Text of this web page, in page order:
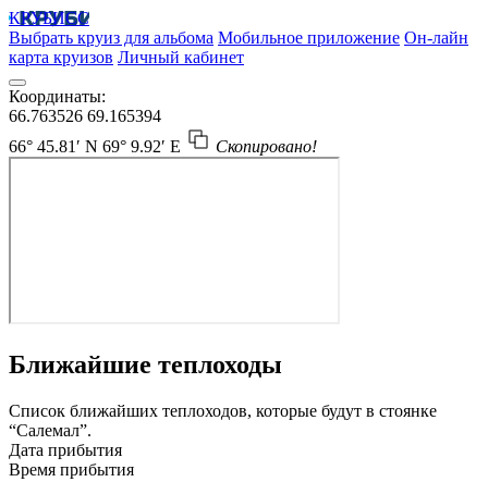
КРУБИСС
Выбрать круиз для альбома Мобильное приложение Он-лайн
карта круизов Личный кабинет
Координаты:
66.763526 69.165394
66° 45.81′ N 69° 9.92′ E Скопировано!
Ближайшие теплоходы
Список ближайших теплоходов, которые будут в стоянке
“Салемал”.
Дата прибытия
Время прибытия